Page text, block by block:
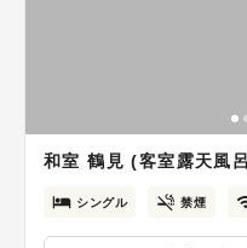
和室 鶴見 (客室露天風
シングル 禁煙